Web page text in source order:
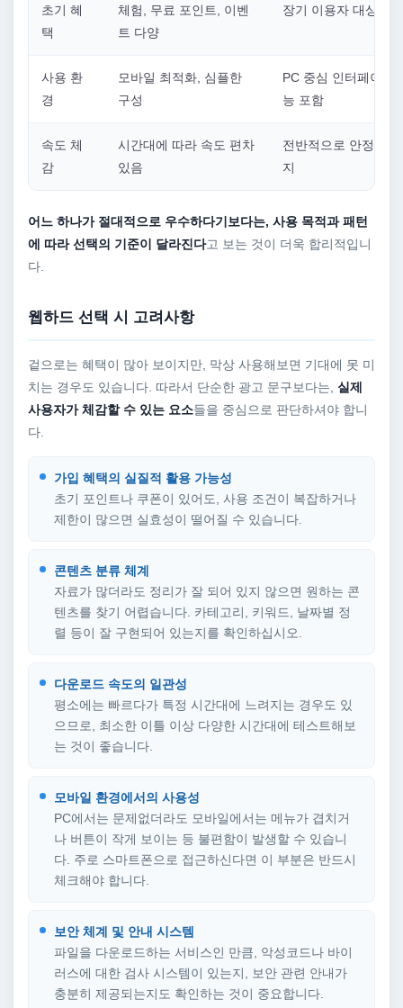
초기 혜
택
체험, 무료 포인트, 이벤
트 다양
장기 이용자 대상 혜
사용 환
경
모바일 최적화, 심플한
구성
PC 중심 인터페이스,
능 포함
속도 체
감
시간대에 따라 속도 편차
있음
전반적으로 안정적인
지
어느 하나가 절대적으로 우수하다기보다는, 사용 목적과 패턴
에 따라 선택의 기준이 달라진다고 보는 것이 더욱 합리적입니
다.
웹하드 선택 시 고려사항
겉으로는 혜택이 많아 보이지만, 막상 사용해보면 기대에 못 미
치는 경우도 있습니다. 따라서 단순한 광고 문구보다는, 실제
사용자가 체감할 수 있는 요소들을 중심으로 판단하셔야 합니
다.
가입 혜택의 실질적 활용 가능성
초기 포인트나 쿠폰이 있어도, 사용 조건이 복잡하거나
제한이 많으면 실효성이 떨어질 수 있습니다.
콘텐츠 분류 체계
자료가 많더라도 정리가 잘 되어 있지 않으면 원하는 콘
텐츠를 찾기 어렵습니다. 카테고리, 키워드, 날짜별 정
렬 등이 잘 구현되어 있는지를 확인하십시오.
다운로드 속도의 일관성
평소에는 빠르다가 특정 시간대에 느려지는 경우도 있
으므로, 최소한 이틀 이상 다양한 시간대에 테스트해보
는 것이 좋습니다.
모바일 환경에서의 사용성
PC에서는 문제없더라도 모바일에서는 메뉴가 겹치거
나 버튼이 작게 보이는 등 불편함이 발생할 수 있습니
다. 주로 스마트폰으로 접근하신다면 이 부분은 반드시
체크해야 합니다.
보안 체계 및 안내 시스템
파일을 다운로드하는 서비스인 만큼, 악성코드나 바이
러스에 대한 검사 시스템이 있는지, 보안 관련 안내가
충분히 제공되는지도 확인하는 것이 중요합니다.